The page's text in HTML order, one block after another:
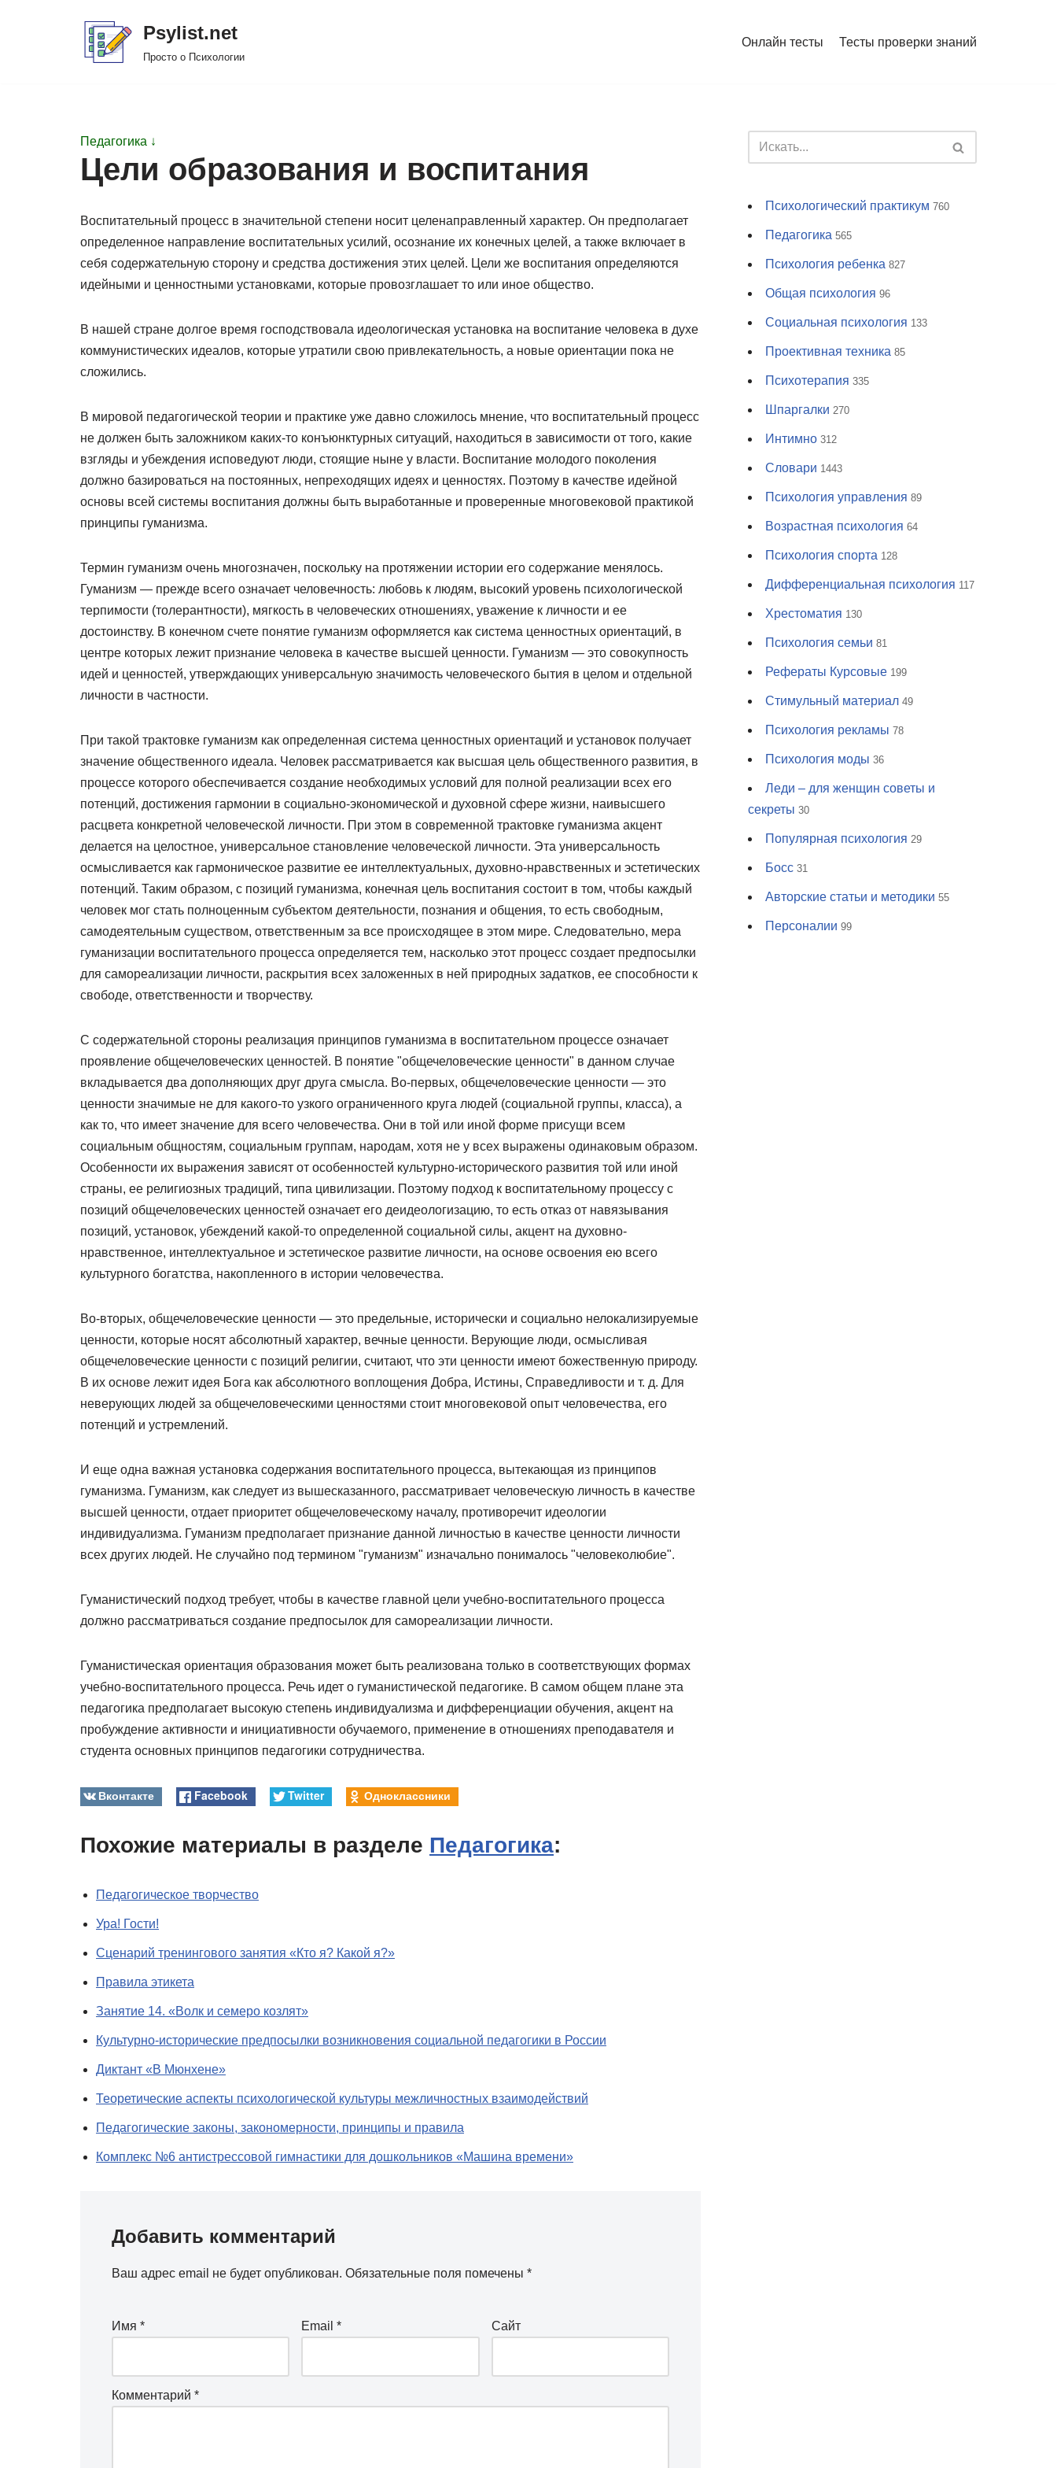
Psylist.net
Просто о Психологии
Онлайн тесты Тесты проверки знаний
Педагогика ↓
Цели образования и воспитания
Воспитательный процесс в значительной степени носит целенаправленный характер. Он предполагает
определенное направление воспитательных усилий, осознание их конечных целей, а также включает в
себя содержательную сторону и средства достижения этих целей. Цели же воспитания определяются
идейными и ценностными установками, которые провозглашает то или иное общество.
В нашей стране долгое время господствовала идеологическая установка на воспитание человека в духе
коммунистических идеалов, которые утратили свою привлекательность, а новые ориентации пока не
сложились.
В мировой педагогической теории и практике уже давно сложилось мнение, что воспитательный процесс
не должен быть заложником каких-то конъюнктурных ситуаций, находиться в зависимости от того, какие
взгляды и убеждения исповедуют люди, стоящие ныне у власти. Воспитание молодого поколения
должно базироваться на постоянных, непреходящих идеях и ценностях. Поэтому в качестве идейной
основы всей системы воспитания должны быть выработанные и проверенные многовековой практикой
принципы гуманизма.
Термин гуманизм очень многозначен, поскольку на протяжении истории его содержание менялось.
Гуманизм — прежде всего означает человечность: любовь к людям, высокий уровень психологической
терпимости (толерантности), мягкость в человеческих отношениях, уважение к личности и ее
достоинству. В конечном счете понятие гуманизм оформляется как система ценностных ориентаций, в
центре которых лежит признание человека в качестве высшей ценности. Гуманизм — это совокупность
идей и ценностей, утверждающих универсальную значимость человеческого бытия в целом и отдельной
личности в частности.
При такой трактовке гуманизм как определенная система ценностных ориентаций и установок получает
значение общественного идеала. Человек рассматривается как высшая цель общественного развития, в
процессе которого обеспечивается создание необходимых условий для полной реализации всех его
потенций, достижения гармонии в социально-экономической и духовной сфере жизни, наивысшего
расцвета конкретной человеческой личности. При этом в современной трактовке гуманизма акцент
делается на целостное, универсальное становление человеческой личности. Эта универсальность
осмысливается как гармоническое развитие ее интеллектуальных, духовно-нравственных и эстетических
потенций. Таким образом, с позиций гуманизма, конечная цель воспитания состоит в том, чтобы каждый
человек мог стать полноценным субъектом деятельности, познания и общения, то есть свободным,
самодеятельным существом, ответственным за все происходящее в этом мире. Следовательно, мера
гуманизации воспитательного процесса определяется тем, насколько этот процесс создает предпосылки
для самореализации личности, раскрытия всех заложенных в ней природных задатков, ее способности к
свободе, ответственности и творчеству.
С содержательной стороны реализация принципов гуманизма в воспитательном процессе означает
проявление общечеловеческих ценностей. В понятие "общечеловеческие ценности" в данном случае
вкладывается два дополняющих друг друга смысла. Во-первых, общечеловеческие ценности — это
ценности значимые не для какого-то узкого ограниченного круга людей (социальной группы, класса), а
как то, что имеет значение для всего человечества. Они в той или иной форме присущи всем
социальным общностям, социальным группам, народам, хотя не у всех выражены одинаковым образом.
Особенности их выражения зависят от особенностей культурно-исторического развития той или иной
страны, ее религиозных традиций, типа цивилизации. Поэтому подход к воспитательному процессу с
позиций общечеловеческих ценностей означает его деидеологизацию, то есть отказ от навязывания
позиций, установок, убеждений какой-то определенной социальной силы, акцент на духовно-
нравственное, интеллектуальное и эстетическое развитие личности, на основе освоения ею всего
культурного богатства, накопленного в истории человечества.
Во-вторых, общечеловеческие ценности — это предельные, исторически и социально нелокализируемые
ценности, которые носят абсолютный характер, вечные ценности. Верующие люди, осмысливая
общечеловеческие ценности с позиций религии, считают, что эти ценности имеют божественную природу.
В их основе лежит идея Бога как абсолютного воплощения Добра, Истины, Справедливости и т. д. Для
неверующих людей за общечеловеческими ценностями стоит многовековой опыт человечества, его
потенций и устремлений.
И еще одна важная установка содержания воспитательного процесса, вытекающая из принципов
гуманизма. Гуманизм, как следует из вышесказанного, рассматривает человеческую личность в качестве
высшей ценности, отдает приоритет общечеловеческому началу, противоречит идеологии
индивидуализма. Гуманизм предполагает признание данной личностью в качестве ценности личности
всех других людей. Не случайно под термином "гуманизм" изначально понималось "человеколюбие".
Гуманистический подход требует, чтобы в качестве главной цели учебно-воспитательного процесса
должно рассматриваться создание предпосылок для самореализации личности.
Гуманистическая ориентация образования может быть реализована только в соответствующих формах
учебно-воспитательного процесса. Речь идет о гуманистической педагогике. В самом общем плане эта
педагогика предполагает высокую степень индивидуализма и дифференциации обучения, акцент на
пробуждение активности и инициативности обучаемого, применение в отношениях преподавателя и
студента основных принципов педагогики сотрудничества.
Вконтакте Facebook Twitter Одноклассники
Похожие материалы в разделе Педагогика:
Педагогическое творчество
Ура! Гости!
Сценарий тренингового занятия «Кто я? Какой я?»
Правила этикета
Занятие 14. «Волк и семеро козлят»
Культурно-исторические предпосылки возникновения социальной педагогики в России
Диктант «В Мюнхене»
Теоретические аспекты психологической культуры межличностных взаимодействий
Педагогические законы, закономерности, принципы и правила
Комплекс №6 антистрессовой гимнастики для дошкольников «Машина времени»
Добавить комментарий
Ваш адрес email не будет опубликован. Обязательные поля помечены *
Имя * Email* Сайт
Комментарий *
Психологический практикум 760
Педагогика 565
Психология ребенка 827
Общая психология 96
Социальная психология 133
Проективная техника 85
Психотерапия 335
Шпаргалки 270
Интимно 312
Словари 1443
Психология управления 89
Возрастная психология 64
Психология спорта 128
Дифференциальная психология 117
Хрестоматия 130
Психология семьи 81
Рефераты Курсовые 199
Стимульный материал 49
Психология рекламы 78
Психология моды 36
Леди – для женщин советы и
секреты 30
Популярная психология 29
Босс 31
Авторские статьи и методики 55
Персоналии 99